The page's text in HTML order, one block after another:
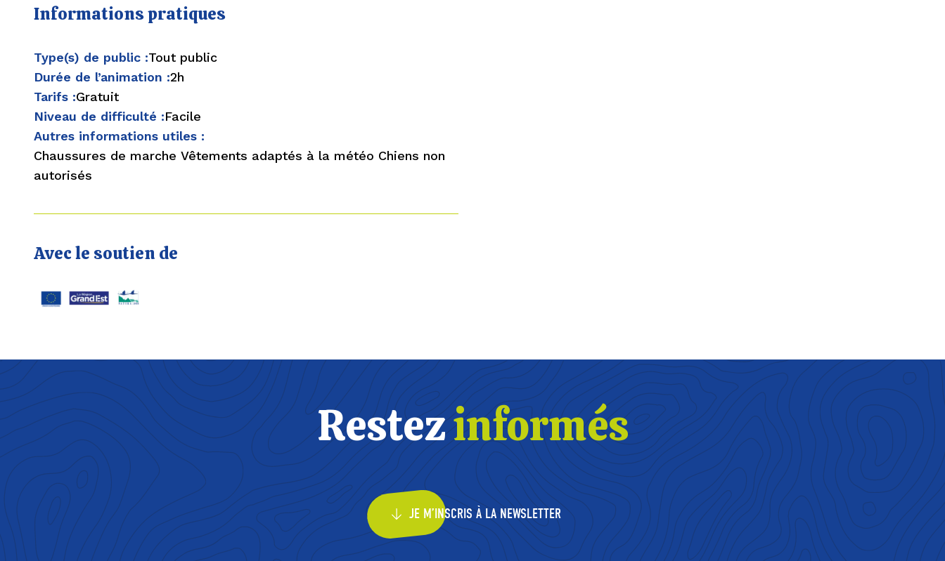
Informations pratiques
Type(s) de public :Tout public
Durée de l’animation :2h
Tarifs :Gratuit
Niveau de difficulté :Facile
Autres informations utiles :
Chaussures de marche Vêtements adaptés à la météo Chiens non
autorisés
Avec le soutien de
Restezinformés
JE M’INSCRIS À LA NEWSLETTER